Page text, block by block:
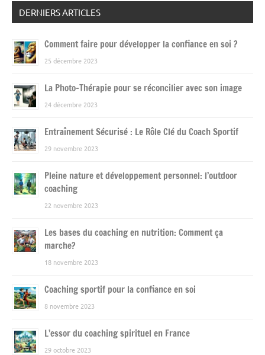
DERNIERS ARTICLES
Comment faire pour développer la confiance en soi ?
25 décembre 2023
La Photo-Thérapie pour se réconcilier avec son image
24 décembre 2023
Entraînement Sécurisé : Le Rôle Clé du Coach Sportif
29 novembre 2023
Pleine nature et développement personnel: l’outdoor
coaching
22 novembre 2023
Les bases du coaching en nutrition: Comment ça
marche?
18 novembre 2023
Coaching sportif pour la confiance en soi
8 novembre 2023
L’essor du coaching spirituel en France
29 octobre 2023